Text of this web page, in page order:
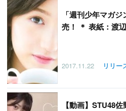
「週刊少年マガジ
売！ ＊ 表紙：渡
2017.11.22 リリー
【動画】STU48